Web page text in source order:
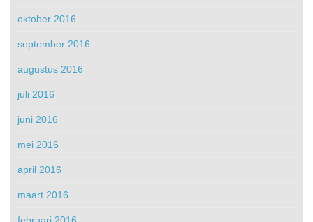
oktober 2016
september 2016
augustus 2016
juli 2016
juni 2016
mei 2016
april 2016
maart 2016